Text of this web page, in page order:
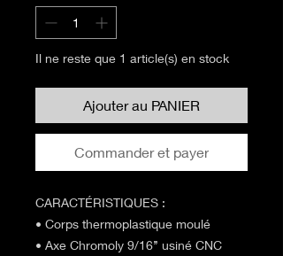
Il ne reste que 1 article(s) en stock
Ajouter au PANIER
Commander et payer
CARACTÉRISTIQUES :
• Corps thermoplastique moulé
• Axe Chromoly 9/16’’ usiné CNC